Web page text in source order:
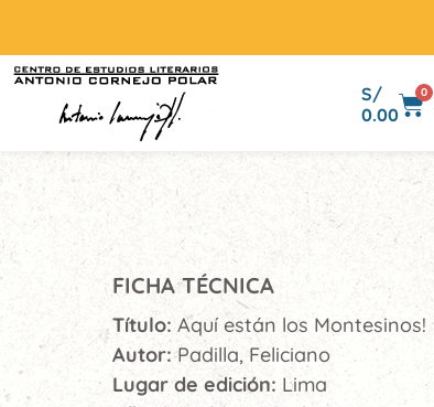
S/
0.00
0
FICHA TÉCNICA
Título: Aquí están los Montesinos!
Autor:Padilla, Feliciano
Lugar de edición: Lima